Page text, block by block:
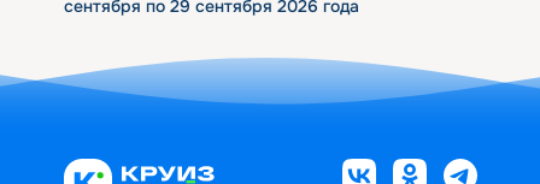
сентября по 29 сентября 2026 года